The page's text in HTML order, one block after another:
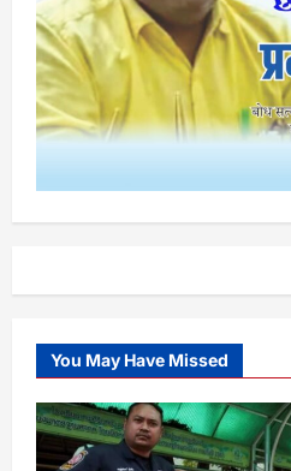
You May Have Missed